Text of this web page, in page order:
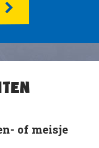
of meisje